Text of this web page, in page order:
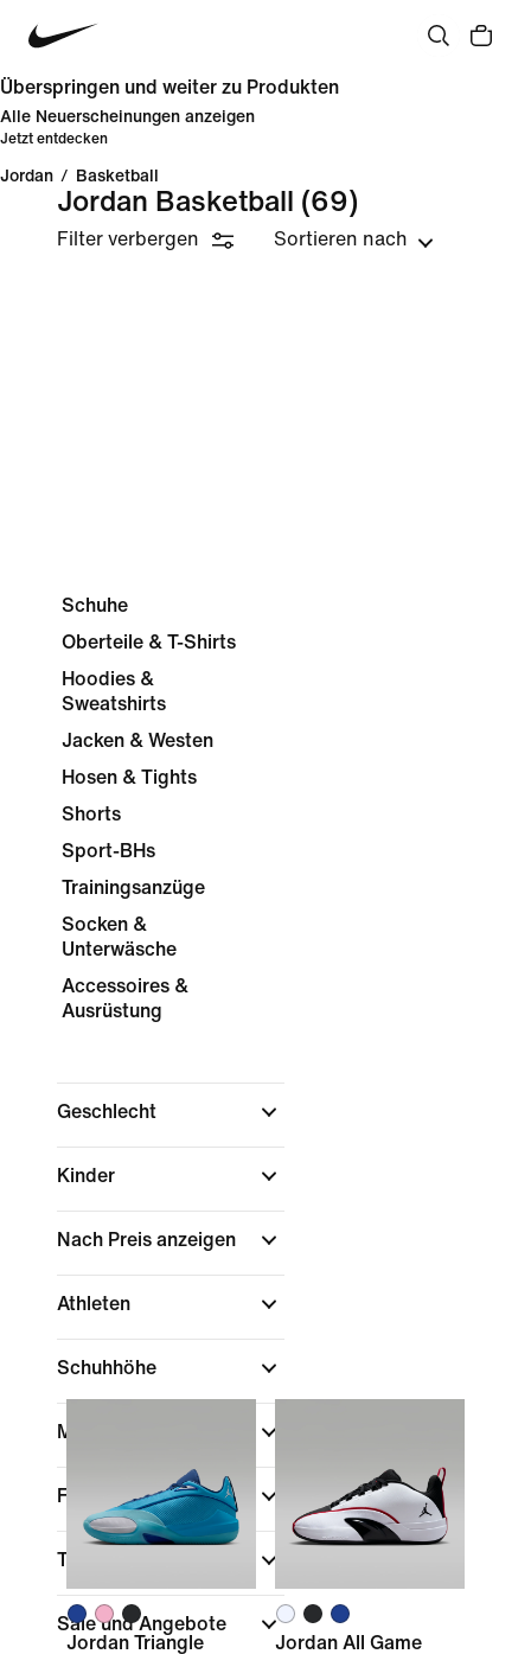
Überspringen und weiter zu Produkten
Alle Neuerscheinungen anzeigen
Jetzt entdecken
Jordan / Basketball
Jordan Basketball (69)
Filter verbergen Sortieren nach
Schuhe
Oberteile & T-Shirts
Hoodies &
Sweatshirts
Jacken & Westen
Hosen & Tights
Shorts
Sport-BHs
Trainingsanzüge
Socken &
Unterwäsche
Accessoires &
Ausrüstung
Geschlecht
Kinder
Nach Preis anzeigen
Athleten
Schuhhöhe
Marke
Farbe
Technologie
Sale und Angebote
Jordan Triangle
Jordan All Game